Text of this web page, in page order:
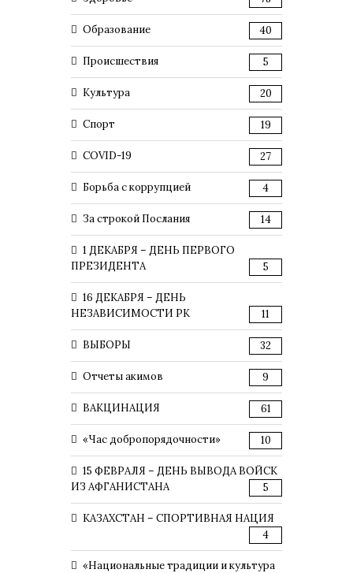
Образование 40
Происшествия 5
Культура 20
Спорт 19
COVID-19 27
Борьба с коррупцией 4
За строкой Послания 14
1 ДЕКАБРЯ – ДЕНЬ ПЕРВОГО
ПРЕЗИДЕНТА
5
16 ДЕКАБРЯ – ДЕНЬ
НЕЗАВИСИМОСТИ РК
11
ВЫБОРЫ 32
Отчеты акимов 9
ВАКЦИНАЦИЯ 61
«Час добропорядочности» 10
15 ФЕВРАЛЯ – ДЕНЬ ВЫВОДА ВОЙСК
ИЗ АФГАНИСТАНА
5
КАЗАХСТАН – СПОРТИВНАЯ НАЦИЯ
4
«Национальные традиции и культура